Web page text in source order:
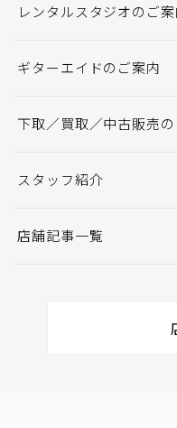
レンタルスタジオのご
ギターエイドのご案内
下取／買取／中古販売
スタッフ紹介
店舗記事一覧